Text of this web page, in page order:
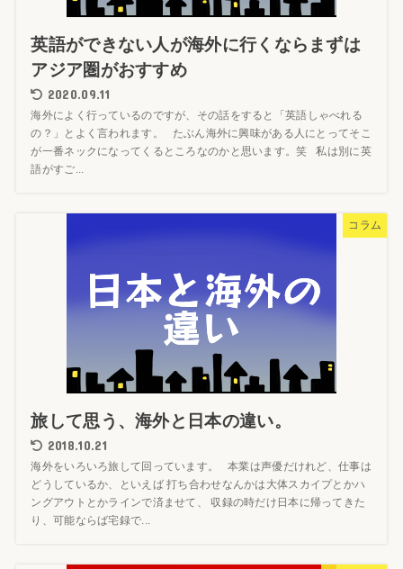
英語ができない人が海外に行くならまずは
アジア圏がおすすめ
2020.09.11
海外によく行っているのですが、その話をすると「英語しゃべれる
の？」とよく言われます。 たぶん海外に興味がある人にとってそこ
が一番ネックになってくるところなのかと思います。笑 私は別に英
語がすご...
コラム
旅して思う、海外と日本の違い。
2018.10.21
海外をいろいろ旅して回っています。 本業は声優だけれど、仕事は
どうしているか、といえば 打ち合わせなんかは大体スカイプとかハ
ングアウトとかラインで済ませて、 収録の時だけ日本に帰ってきた
り、可能ならば宅録で...